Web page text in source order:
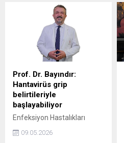
Prof. Dr. Bayındır:
Hantavirüs grip
belirtileriyle
başlayabiliyor
Enfeksiyon Hastalıkları
Bayındır, hantavirüsün
09.05.2026